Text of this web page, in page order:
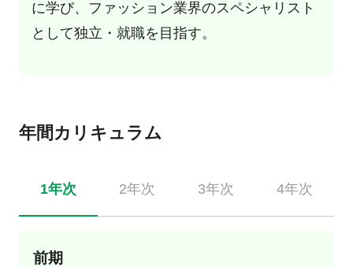
に学び、ファッション業界のスペシャリスト
として独立・就職を目指す。
年間カリキュラム
1年次 2年次 3年次 4年次
前期